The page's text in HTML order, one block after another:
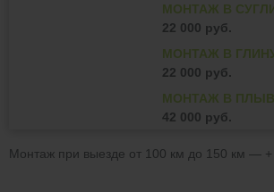
МОНТАЖ В
22 000 руб.
МОНТАЖ В
22 000 руб.
МОНТАЖ В
42 000 руб.
Монтаж при выезде от 100 км до 150 км — +